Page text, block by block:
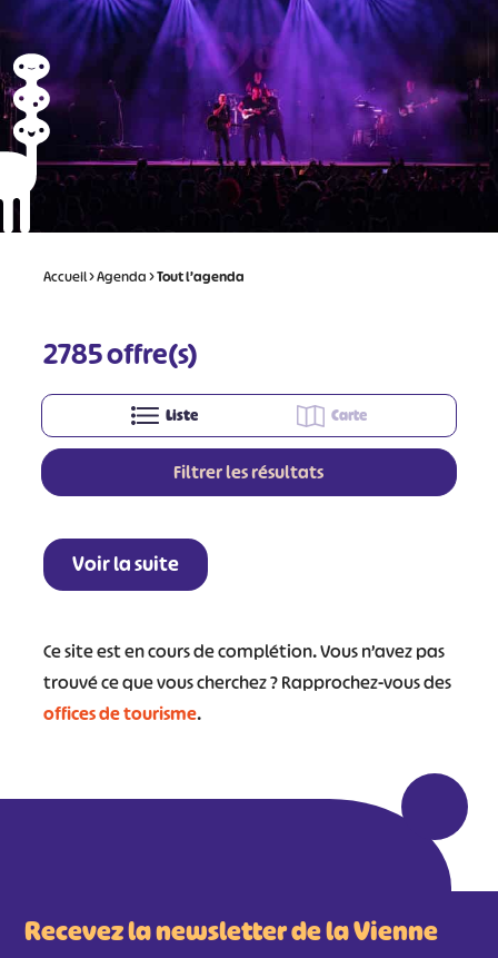
Accueil>Agenda>Tout l’agenda
2785offre(s)
Liste Carte
Filtrer les résultats
Voir la suite
Ce site est en cours de complétion. Vous n’avez pas
trouvé ce que vous cherchez ? Rapprochez-vous des
offices de tourisme.
Recevez la newsletter de la Vienne